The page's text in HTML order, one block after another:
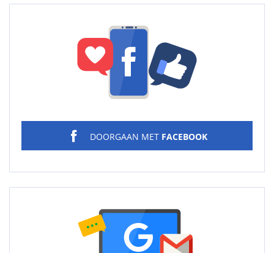
DOORGAAN MET FACEBOOK